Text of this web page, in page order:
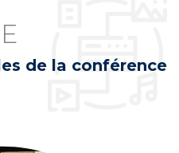
de la conférence